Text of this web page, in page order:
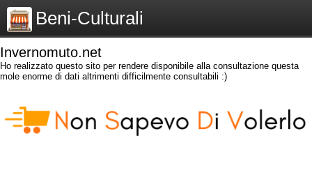
Beni-Culturali
Invernomuto.net
Ho realizzato questo sito per rendere disponibile alla consultazione questa
mole enorme di dati altrimenti difficilmente consultabili :)